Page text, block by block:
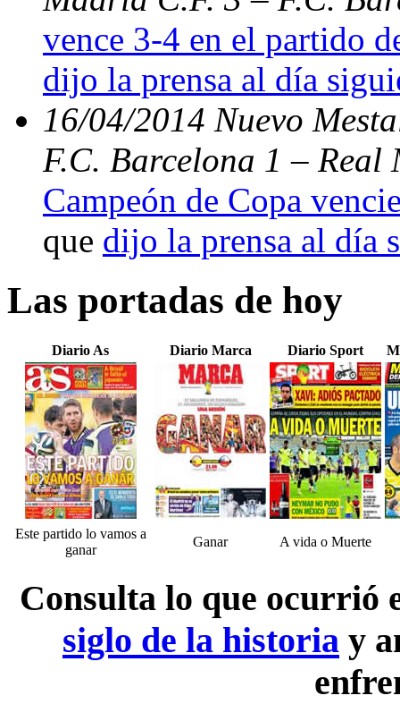
vence 3-4 en el partido
dijo la prensa al día
16/04/2014 Nuevo
F.C. Barcelona 1 –
Campeón de Copa
que dijo la prensa al día
Las portadas de hoy
Diario As Diario Marca Diario Sport
Este partido lo vamos a
ganar
Ganar A vida o Muerte
Consulta lo que ocurrió
siglo de la historia y